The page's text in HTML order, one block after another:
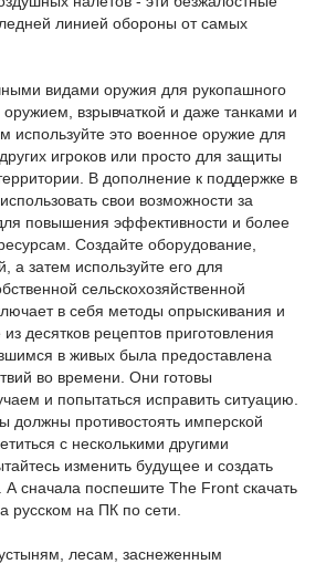
линией обороны от самых
видами оружия для рукопашного
взрывчаткой и даже танками и
используйте это военное оружие для
игроков или просто для защиты
В дополнение к поддержке в
свои возможности за
повышения эффективности и более
Создайте оборудование,
а затем используйте его для
сельскохозяйственной
в себя методы опрыскивания и
десятков рецептов приготовления
в живых была предоставлена
во времени. Они готовы
и попытаться исправить ситуацию.
противостоять имперской
с несколькими другими
изменить будущее и создать
А сначала поспешите The Front скачать
русском на ПК по сети.
лесам, заснеженным